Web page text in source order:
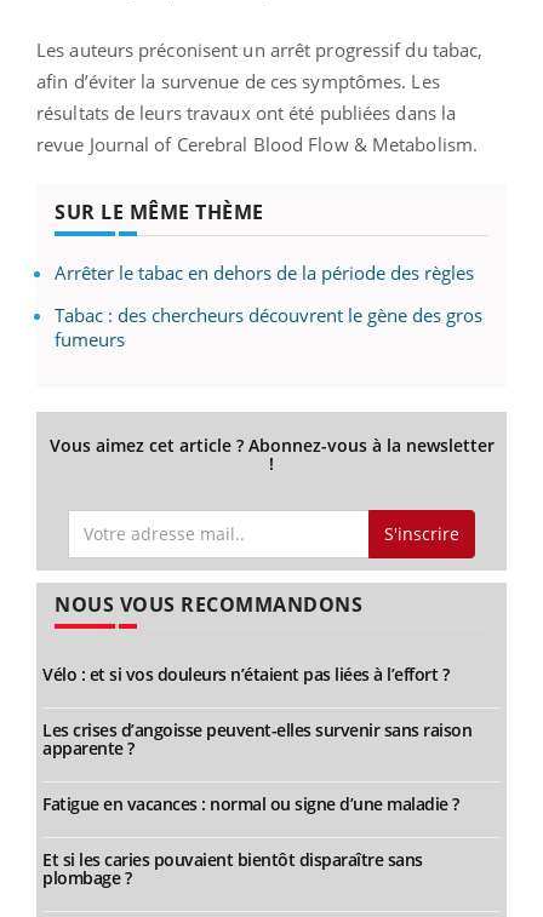
Les auteurs préconisent un arrêt progressif du tabac,
afin d’éviter la survenue de ces symptômes. Les
résultats de leurs travaux ont été publiées dans la
revue Journal of Cerebral Blood Flow & Metabolism.
SUR LE MÊME THÈME
Arrêter le tabac en dehors de la période des règles
Tabac : des chercheurs découvrent le gène des gros
fumeurs
Vous aimez cet article ? Abonnez-vous à la newsletter
!
S'inscrire
NOUS VOUS RECOMMANDONS
Vélo : et si vos douleurs n’étaient pas liées à l’effort ?
Les crises d’angoisse peuvent-elles survenir sans raison
apparente ?
Fatigue en vacances : normal ou signe d’une maladie ?
Et si les caries pouvaient bientôt disparaître sans
plombage ?